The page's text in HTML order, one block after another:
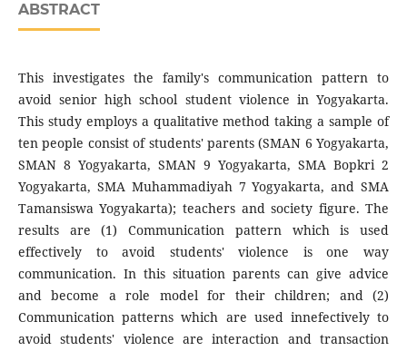
ABSTRACT
This investigates the family's communication pattern to
avoid senior high school student violence in Yogyakarta.
This study employs a qualitative method taking a sample of
ten people consist of students' parents (SMAN 6 Yogyakarta,
SMAN 8 Yogyakarta, SMAN 9 Yogyakarta, SMA Bopkri 2
Yogyakarta, SMA Muhammadiyah 7 Yogyakarta, and SMA
Tamansiswa Yogyakarta); teachers and society figure. The
results are (1) Communication pattern which is used
effectively to avoid students' violence is one way
communication. In this situation parents can give advice
and become a role model for their children; and (2)
Communication patterns which are used innefectively to
avoid students' violence are interaction and transaction